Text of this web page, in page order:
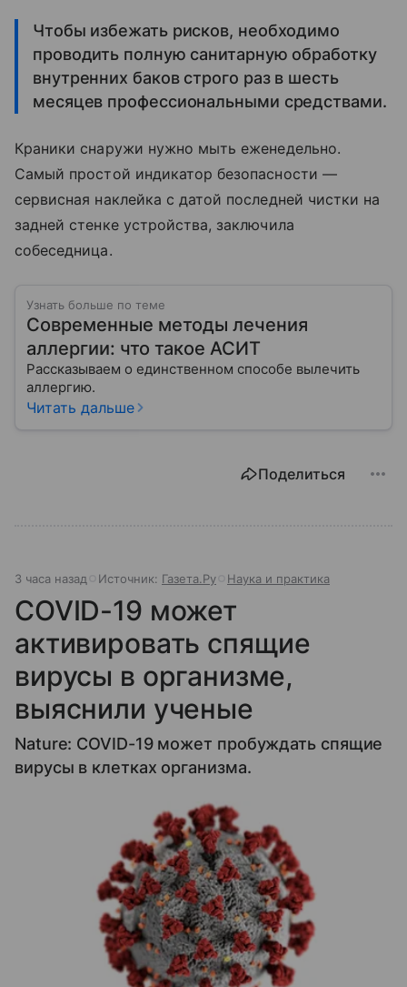
Чтобы избежать рисков, необходимо
проводить полную санитарную обработку
внутренних баков строго раз в шесть
месяцев профессиональными средствами.
Краники снаружи нужно мыть еженедельно.
Самый простой индикатор безопасности —
сервисная наклейка с датой последней чистки на
задней стенке устройства, заключила
собеседница.
Узнать больше по теме
Современные методы лечения
аллергии: что такое АСИТ
Рассказываем о единственном способе вылечить
аллергию.
Читать дальше
Поделиться
3 часа назад Источник: Газета.Ру Наука и практика
COVID-19 может
активировать спящие
вирусы в организме,
выяснили ученые
Nature: COVID-19 может пробуждать спящие
вирусы в клетках организма.